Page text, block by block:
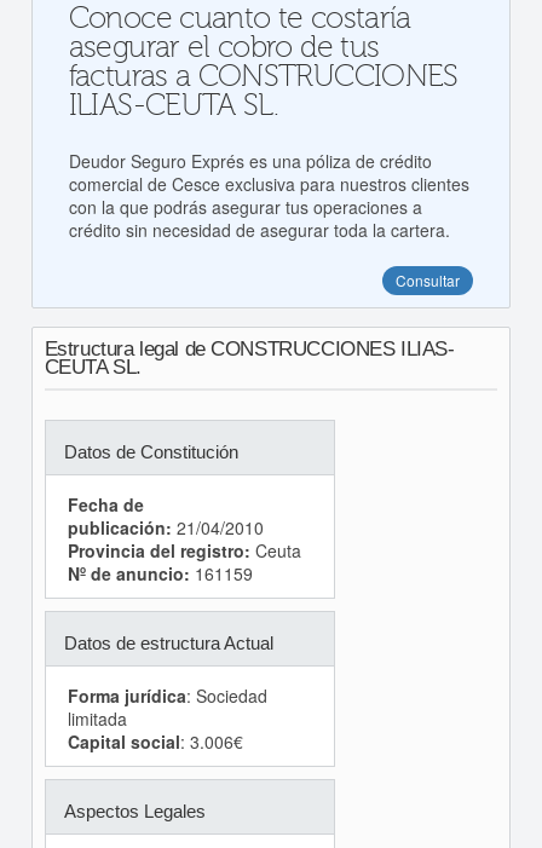
Conoce cuanto te costaría
asegurar el cobro de tus
facturas a CONSTRUCCIONES
ILIAS-CEUTA SL.
Deudor Seguro Exprés es una póliza de crédito
comercial de Cesce exclusiva para nuestros clientes
con la que podrás asegurar tus operaciones a
crédito sin necesidad de asegurar toda la cartera.
Consultar
Estructura legal de CONSTRUCCIONES ILIAS-
CEUTA SL.
Datos de Constitución
Fecha de
publicación: 21/04/2010
Provincia del registro: Ceuta
Nº de anuncio: 161159
Datos de estructura Actual
Forma jurídica: Sociedad
limitada
Capital social: 3.006€
Aspectos Legales